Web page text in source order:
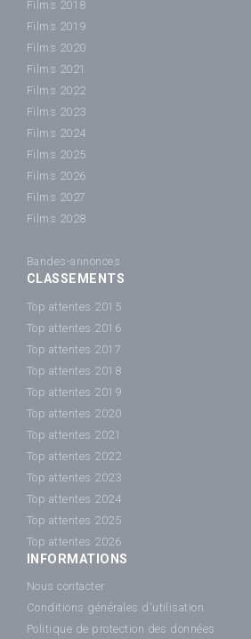
Films 2018
Films 2019
Films 2020
Films 2021
Films 2022
Films 2023
Films 2024
Films 2025
Films 2026
Films 2027
Films 2028
Bandes-annonces
CLASSEMENTS
Top attentes 2015
Top attentes 2016
Top attentes 2017
Top attentes 2018
Top attentes 2019
Top attentes 2020
Top attentes 2021
Top attentes 2022
Top attentes 2023
Top attentes 2024
Top attentes 2025
Top attentes 2026
INFORMATIONS
Nous contacter
Conditions générales d'utilisation
Politique de protection des données